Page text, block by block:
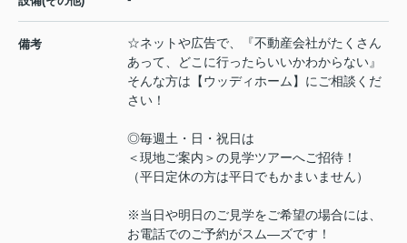
備考
☆ネットや広告で、『不動産会社がたくさん
あって、どこに行ったらいいかわからない』
そんな方は【ウッディホーム】にご相談くだ
さい！
◎毎週土・日・祝日は
＜現地ご案内＞の見学ツアーへご招待！
（平日定休の方は平日でもかまいません）
※当日や明日のご見学をご希望の場合には、
お電話でのご予約がスム―ズです！